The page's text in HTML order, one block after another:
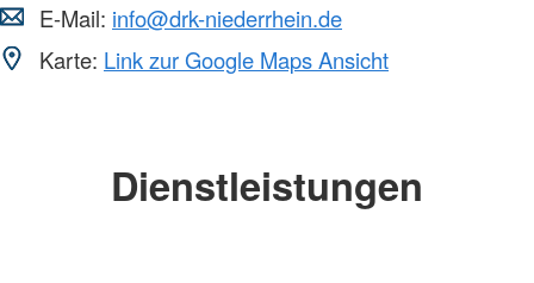
E-Mail: info@drk-niederrhein.de
Karte: Link zur Google Maps Ansicht
Dienstleistungen